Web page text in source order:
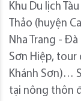
Khu Du lịch
Thảo (huyện
Nha Trang -
Sơn Hiệp, tour
Khánh Sơn)…
tại nông thôn